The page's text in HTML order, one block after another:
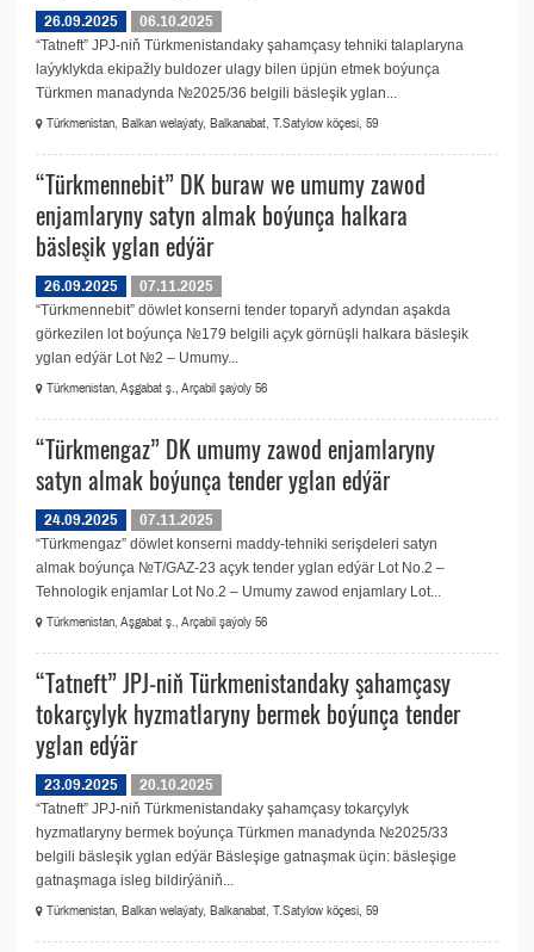
26.09.2025
06.10.2025
“Tatneft” JPJ-niň Türkmenistandaky şahamçasy tehniki talaplaryna
laýyklykda ekipažly buldozer ulagy bilen üpjün etmek boýunça
Türkmen manadynda №2025/36 belgili bäsleşik yglan...
Türkmenistan, Balkan welaýaty, Balkanabat, T.Satylow köçesi, 59
“Türkmennebit” DK buraw we umumy zawod
enjamlaryny satyn almak boýunça halkara
bäsleşik yglan edýär
26.09.2025
07.11.2025
“Türkmennebit” döwlet konserni tender toparyň adyndan aşakda
görkezilen lot boýunça №179 belgili açyk görnüşli halkara bäsleşik
yglan edýär Lot №2 – Umumy...
Türkmenistan, Aşgabat ş., Arçabil şaýoly 56
“Türkmengaz” DK umumy zawod enjamlaryny
satyn almak boýunça tender yglan edýär
24.09.2025
07.11.2025
“Türkmengaz” döwlet konserni maddy-tehniki serişdeleri satyn
almak boýunça №T/GAZ-23 açyk tender yglan edýär Lot No.2 –
Tehnologik enjamlar Lot No.2 – Umumy zawod enjamlary Lot...
Türkmenistan, Aşgabat ş., Arçabil şaýoly 56
“Tatneft” JPJ-niň Türkmenistandaky şahamçasy
tokarçylyk hyzmatlaryny bermek boýunça tender
yglan edýär
23.09.2025
20.10.2025
“Tatneft” JPJ-niň Türkmenistandaky şahamçasy tokarçylyk
hyzmatlaryny bermek boýunça Türkmen manadynda №2025/33
belgili bäsleşik yglan edýär Bäsleşige gatnaşmak üçin: bäsleşige
gatnaşmaga isleg bildirýäniň...
Türkmenistan, Balkan welaýaty, Balkanabat, T.Satylow köçesi, 59